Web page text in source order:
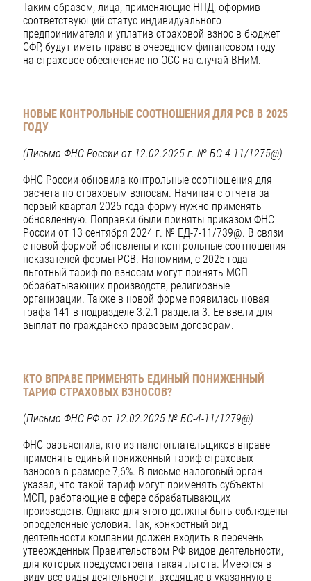
Таким образом, лица, применяющие НПД, оформив
соответствующий статус индивидуального
предпринимателя и уплатив страховой взнос в бюджет
СФР, будут иметь право в очередном финансовом году
на страховое обеспечение по ОСС на случай ВНиМ.
НОВЫЕ КОНТРОЛЬНЫЕ СООТНОШЕНИЯ ДЛЯ РСВ В 2025
ГОДУ
(Письмо ФНС России от 12.02.2025 г. № БС-4-11/1275@)
ФНС России обновила контрольные соотношения для
расчета по страховым взносам. Начиная с отчета за
первый квартал 2025 года форму нужно применять
обновленную. Поправки были приняты приказом ФНС
России от 13 сентября 2024 г. № ЕД-7-11/739@. В связи
с новой формой обновлены и контрольные соотношения
показателей формы РСВ. Напомним, с 2025 года
льготный тариф по взносам могут принять МСП
обрабатывающих производств, религиозные
организации. Также в новой форме появилась новая
графа 141 в подразделе 3.2.1 раздела 3. Ее ввели для
выплат по гражданско-правовым договорам.
КТО ВПРАВЕ ПРИМЕНЯТЬ ЕДИНЫЙ ПОНИЖЕННЫЙ
ТАРИФ СТРАХОВЫХ ВЗНОСОВ?
(Письмо ФНС РФ от 12.02.2025 № БС-4-11/1279@)
ФНС разъяснила, кто из налогоплательщиков вправе
применять единый пониженный тариф страховых
взносов в размере 7,6%. В письме налоговый орган
указал, что такой тариф могут применять субъекты
МСП, работающие в сфере обрабатывающих
производств. Однако для этого должны быть соблюдены
определенные условия. Так, конкретный вид
деятельности компании должен входить в перечень
утвержденных Правительством РФ видов деятельности,
для которых предусмотрена такая льгота. Имеются в
виду все виды деятельности, входящие в указанную в